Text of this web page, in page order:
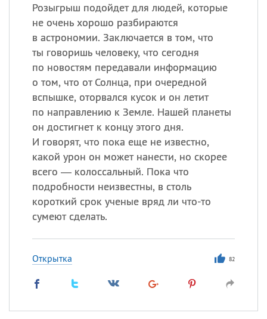
Розыгрыш подойдет для людей, которые
не очень хорошо разбираются
в астрономии. Заключается в том, что
ты говоришь человеку, что сегодня
по новостям передавали информацию
о том, что от Солнца, при очередной
вспышке, оторвался кусок и он летит
по направлению к Земле. Нашей планеты
он достигнет к концу этого дня.
И говорят, что пока еще не известно,
какой урон он может нанести, но скорее
всего — колоссальный. Пока что
подробности неизвестны, в столь
короткий срок ученые вряд ли что-то
сумеют сделать.
Открытка 82